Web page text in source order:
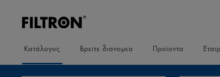
Κατάλογος Βρειτε διανομεα Προϊοντα